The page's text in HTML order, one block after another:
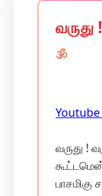
வருது
🕉️
வருது !
பாசமிகு